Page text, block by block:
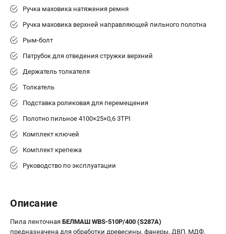
Ручка маховика натяжения ремня
Ручка маховика верхней направляющей пильного полотна
Рым-болт
Патрубок для отведения стружки верхний
Держатель толкателя
Толкатель
Подставка роликовая для перемещения
Полотно пильное 4100×25×0,6 3TPI
Комплект ключей
Комплект крепежа
Руководство по эксплуатации
Описание
Пила ленточная БЕЛМАШ WBS-510P/400 (S287A)
предназначена для обработки древесины, фанеры, ДВП, МДФ,